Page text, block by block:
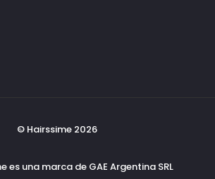
© Hairssime 2026
es una marca de GAE Argentina SRL